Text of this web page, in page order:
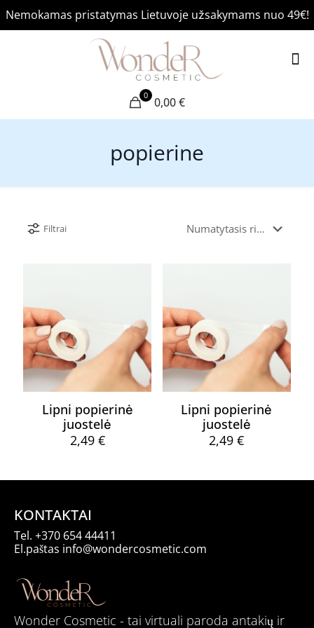
Nemokamas pristatymas Lietuvoje užsakymams nuo 49€!
0 0,00 €
popierine
Filtrai
Lipni popierinė
juostelė
2,49 €
Lipni popierinė
juostelė
2,49€
KONTAKTAI
Tel. +370 654 44411
El.paštas info@wondercosmetic.com
Wonder Cosmetic - tai virtuali paroda antakių ir